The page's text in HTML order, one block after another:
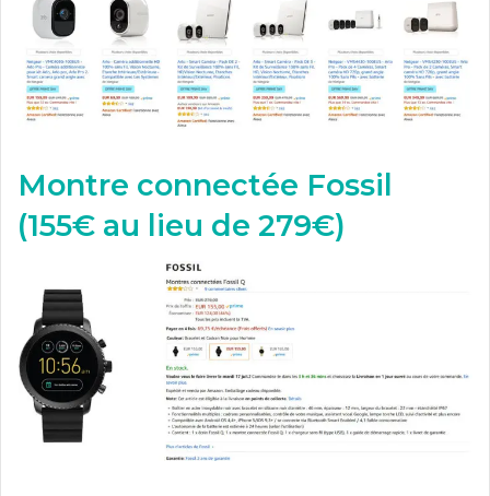
Montre connectée Fossil
(155€ au lieu de 279€)